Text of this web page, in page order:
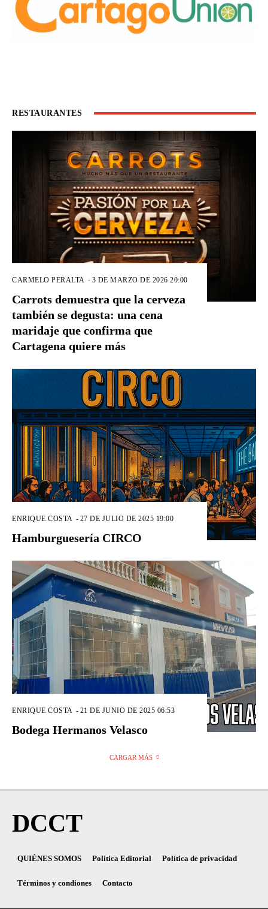
RESTAURANTES
CARMELO PERALTA - 3 DE MARZO DE 2026 20:00
Carrots demuestra que la cerveza
también se degusta: una cena
maridaje que confirma que
Cartagena quiere más
ENRIQUE COSTA - 27 DE JULIO DE 2025 19:00
Hamburguesería CIRCO
ENRIQUE COSTA - 21 DE JUNIO DE 2025 06:53
Bodega Hermanos Velasco
CARGAR MÁS
DCCT
QUIÉNES SOMOS Política Editorial Política de privacidad
Términos y condiones Contacto